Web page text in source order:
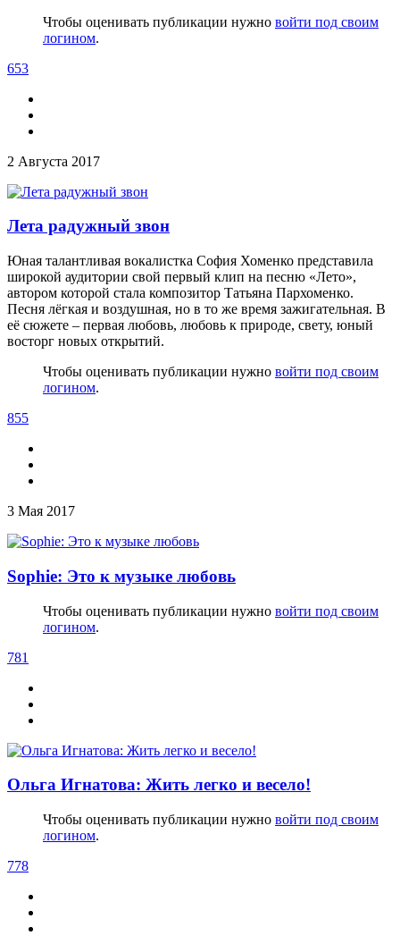
Чтобы оценивать публикации нужно войти под своим
логином.
653
2 Августа 2017
Лета радужный звон
Юная талантливая вокалистка София Хоменко представила
широкой аудитории свой первый клип на песню «Лето»,
автором которой стала композитор Татьяна Пархоменко.
Песня лёгкая и воздушная, но в то же время зажигательная. В
её сюжете – первая любовь, любовь к природе, свету, юный
восторг новых открытий.
Чтобы оценивать публикации нужно войти под своим
логином.
855
3 Мая 2017
Sophie: Это к музыке любовь
Чтобы оценивать публикации нужно войти под своим
логином.
781
Ольга Игнатова: Жить легко и весело!
Чтобы оценивать публикации нужно войти под своим
логином.
778